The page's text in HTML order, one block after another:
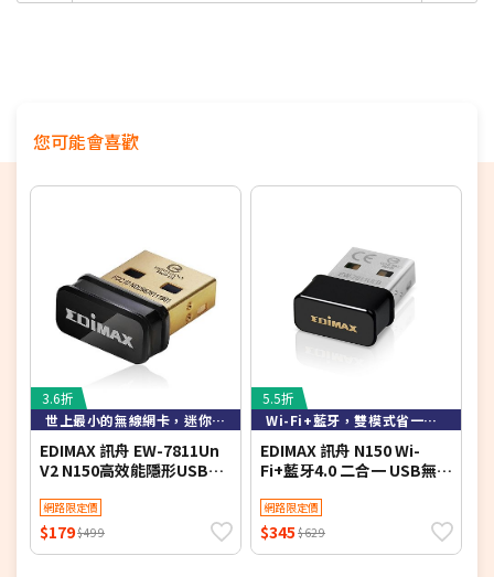
您可能會喜歡
3.6折
世上最小的無線網卡，迷你易攜帶
EDIMAX 訊舟 EW-7811Un
V2 N150高效能隱形USB無
網路限定價
$179$499
5.5折
Wi-Fi+藍牙，雙模式省一USB埠
EDIMAX 訊舟 N150 Wi-
Fi+藍牙4.0 二合一 USB無線
網路限定價
$345 $629